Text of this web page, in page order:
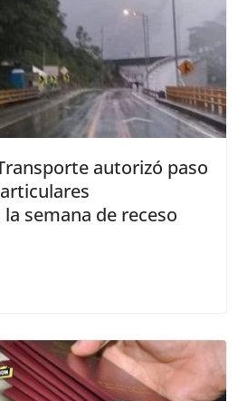
autorizó paso
semana de receso